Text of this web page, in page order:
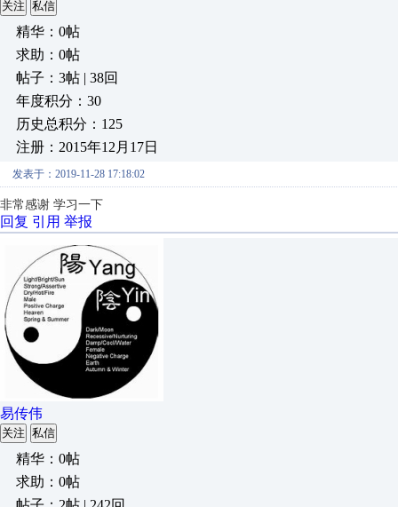
关注 私信
精华：0帖
求助：0帖
帖子：3帖 | 38回
年度积分：30
历史总积分：125
注册：2015年12月17日
发表于：2019-11-28 17:18:02
非常感谢 学习一下
回复 引用 举报
易传伟
关注 私信
精华：0帖
求助：0帖